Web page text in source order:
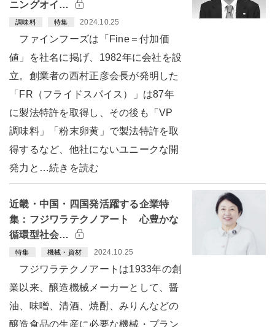
ニングオイ…
調味料 特集 2024.10.25
ファインフーズは「Fine＝付加価
値」を社名に掲げ、1982年に会社を設
立。創業者の西村正彦会長が発明した
「FR（フライドスパイス）」は87年
に製法特許を取得し、その後も「VP
調味料」「粉末卵黄」で製法特許を取
得するなど、他社にないユニークな開
発力と…続きを読む
近畿・中国・四国発活躍する企業特
集：フジワラテクノアート 心豊かな
循環型社会…
特集 機械・資材 2024.10.25
フジワラテクノアートは1933年の創
業以来、醸造機械メーカーとして、醤
油、味噌、清酒、焼酎、みりんなどの
醸造食品の生産に必要な機械・プラン